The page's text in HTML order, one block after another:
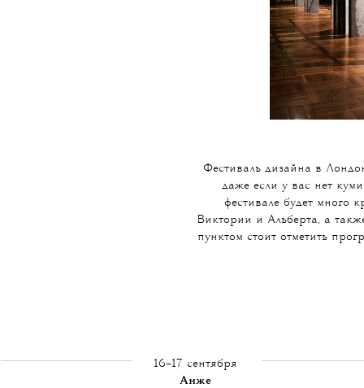
Фестиваль дизайна в
даже если у вас нет
фестивале будет много
Виктории и Альберта, а
пунктом стоит отметить
16–17 сентября
Анже